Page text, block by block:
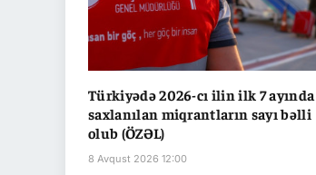
Türkiyədə 2026-cı ilin ilk 7 ayında
saxlanılan miqrantların sayı bəlli
olub (ÖZƏL)
8 Avqust 2026 12:00